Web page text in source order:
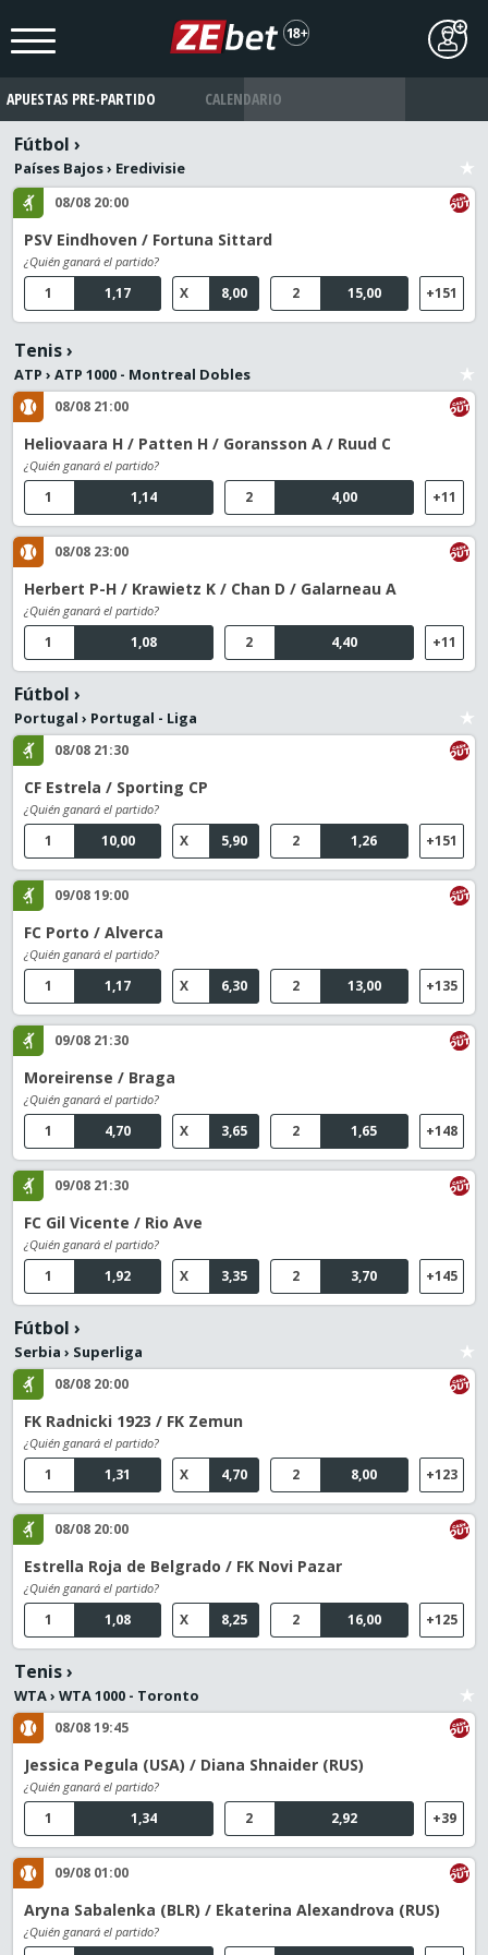
APUESTAS PRE-PARTIDO CALENDARIO
Fútbol ›
Países Bajos› Eredivisie
08/08 20:00
PSV Eindhoven / Fortuna Sittard
¿Quién ganará el partido?
1,17
1 8,00
X 15,00
2 +151
Tenis›
ATP › ATP 1000 - Montreal Dobles
08/08 21:00
Heliovaara H / Patten H / Goransson A / Ruud C
¿Quién ganará el partido?
1,14
1 4,00
2 +11
08/08 23:00
Herbert P-H / Krawietz K / Chan D / Galarneau A
¿Quién ganará el partido?
1,08
1 4,40
2 +11
Fútbol ›
Portugal › Portugal - Liga
08/08 21:30
CF Estrela / Sporting CP
¿Quién ganará el partido?
10,00
1 5,90
X 1,26
2 +151
09/08 19:00
FC Porto / Alverca
¿Quién ganará el partido?
1,17
1 6,30
X 13,00
2 +135
09/08 21:30
Moreirense / Braga
¿Quién ganará el partido?
4,70
1 3,65
X 1,65
2 +148
09/08 21:30
FC Gil Vicente / Rio Ave
¿Quién ganará el partido?
1,92
1 3,35
X 3,70
2 +145
Fútbol ›
Serbia › Superliga
08/08 20:00
FK Radnicki 1923 / FK Zemun
¿Quién ganará el partido?
1,31
1 4,70
X 8,00
2 +123
08/08 20:00
Estrella Roja de Belgrado / FK Novi Pazar
¿Quién ganará el partido?
1,08
1 8,25
X 16,00
2 +125
Tenis›
WTA› WTA 1000 - Toronto
08/08 19:45
Jessica Pegula (USA) / Diana Shnaider (RUS)
¿Quién ganará el partido?
1,34
1 2,92
2 +39
09/08 01:00
Aryna Sabalenka (BLR) / Ekaterina Alexandrova (RUS)
¿Quién ganará el partido?